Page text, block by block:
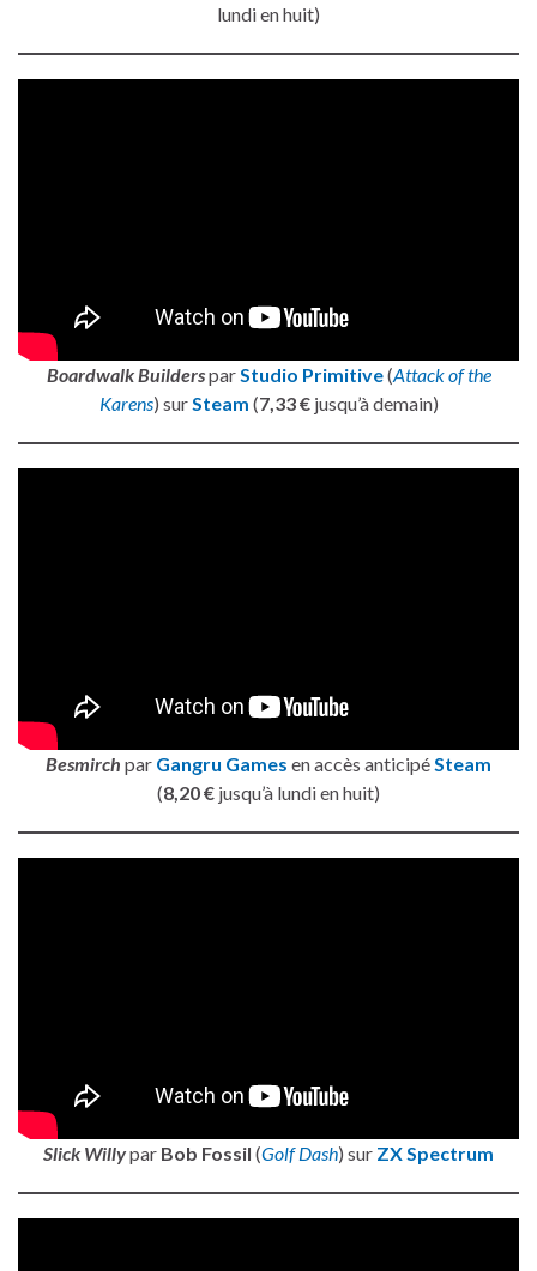
lundi en huit)
Boardwalk Builderspar Studio Primitive(Attack of the
Karens) sur Steam (7,33 €jusqu’à demain)
Besmirch par Gangru Games en accès anticipé Steam
(8,20 € jusqu’à lundi en huit)
Slick Willypar Bob Fossil (Golf Dash) sur ZX Spectrum